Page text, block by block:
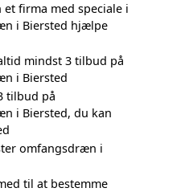
et firma med speciale i
i Biersted hjælpe
mindst 3 tilbud på
i Biersted
tilbud på
i Biersted, du kan
omfangsdræn i
til at bestemme